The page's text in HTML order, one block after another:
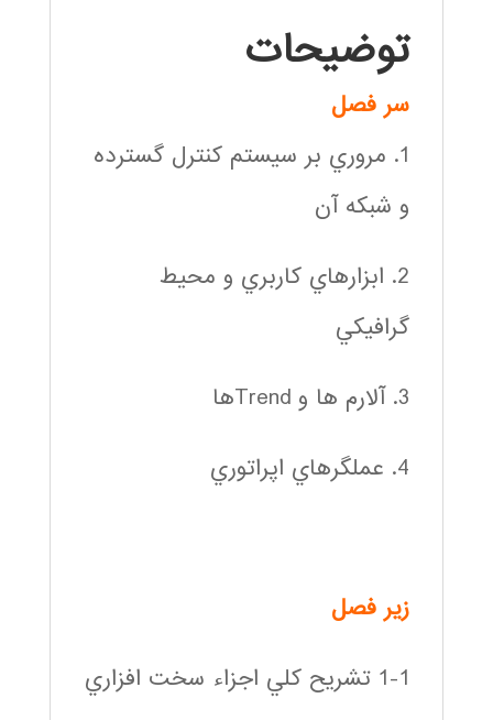
توضیحات
سر فصل
1. مروري بر سيستم كنترل گسترده
و شبكه آن
2. ابزارهاي كاربري و محيط
گرافيكي
3. آلارم ها و Trendها
4. عملگرهاي اپراتوري
زير فصل
1-1 تشريح كلي اجزاء سخت افزاري